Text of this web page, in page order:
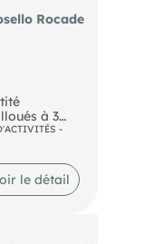
Rocade
à 3
point d'eau,
dépôt.
en
sur
pour tout
-
le détail